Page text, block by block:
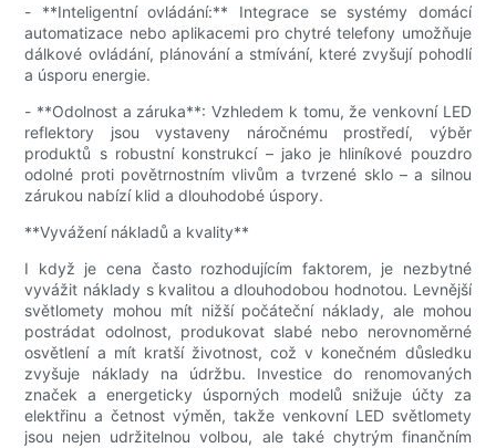
- **Inteligentní ovládání:** Integrace se systémy domácí
automatizace nebo aplikacemi pro chytré telefony umožňuje
dálkové ovládání, plánování a stmívání, které zvyšují pohodlí
a úsporu energie.
- **Odolnost a záruka**: Vzhledem k tomu, že venkovní LED
reflektory jsou vystaveny náročnému prostředí, výběr
produktů s robustní konstrukcí – jako je hliníkové pouzdro
odolné proti povětrnostním vlivům a tvrzené sklo – a silnou
zárukou nabízí klid a dlouhodobé úspory.
**Vyvážení nákladů a kvality**
I když je cena často rozhodujícím faktorem, je nezbytné
vyvážit náklady s kvalitou a dlouhodobou hodnotou. Levnější
světlomety mohou mít nižší počáteční náklady, ale mohou
postrádat odolnost, produkovat slabé nebo nerovnoměrné
osvětlení a mít kratší životnost, což v konečném důsledku
zvyšuje náklady na údržbu. Investice do renomovaných
značek a energeticky úsporných modelů snižuje účty za
elektřinu a četnost výměn, takže venkovní LED světlomety
jsou nejen udržitelnou volbou, ale také chytrým finančním